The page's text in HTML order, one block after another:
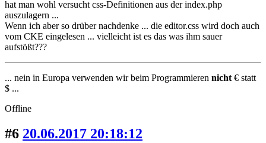
hat man wohl versucht css-Definitionen aus der index.php
auszulagern ...
Wenn ich aber so drüber nachdenke ... die editor.css wird doch auch
vom CKE eingelesen ... vielleicht ist es das was ihm sauer
aufstößt???
... nein in Europa verwenden wir beim Programmieren nicht € statt
$ ...
Offline
#6 20.06.2017 20:18:12